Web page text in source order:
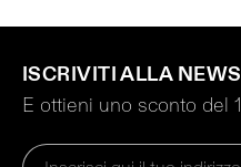
ISCRIVITI ALLA
E ottieni uno sconto del